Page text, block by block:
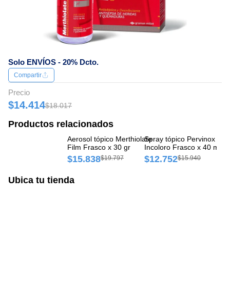
Solo ENVÍOS - 20% Dcto.
Compartir
Precio
$14.414$18.017
Productos relacionados
Aerosol tópico Merthiolate
Film Frasco x 30 gr
$15.838$19.797
Spray tópico Pervinox
Incoloro Frasco x 40 ml
$12.752$15.940
Ubica tu tienda